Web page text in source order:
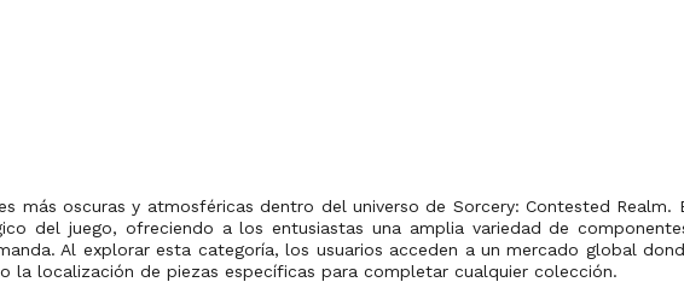
más oscuras y atmosféricas dentro del universo de Sorcery: Contested Realm.
del juego, ofreciendo a los entusiastas una amplia variedad de
Al explorar esta categoría, los usuarios acceden a un mercado global
la localización de piezas específicas para completar cualquier colección.